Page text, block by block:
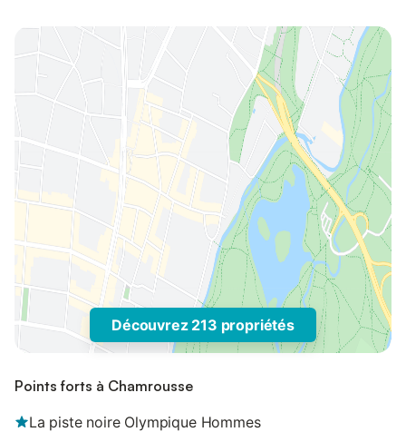
Découvrez 213 propriétés
Points forts à Chamrousse
La piste noire Olympique Hommes